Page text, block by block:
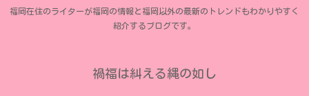
福岡在住のライターが福岡の情報と福岡以外の最新のトレンドもわかりやすく
紹介するブログです。
禍福は糾える縄の如し